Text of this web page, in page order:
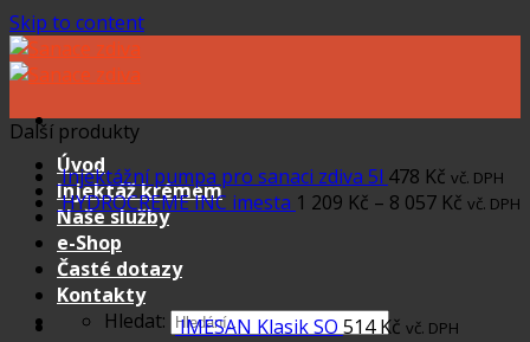
Skip to content
Úvod
Injektáž krémem
Naše služby
e-Shop
Časté dotazy
Kontakty
Hledat:
Další produkty
Injektážní pumpa pro sanaci zdiva 5l 478 Kč vč. DPH
HYDROCREME INC imesta 1 209 Kč – 8 057 Kč vč. DPH
IMESAN Klasik SO 514Kč vč. DPH